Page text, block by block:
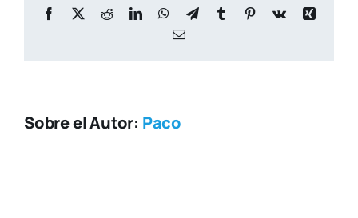
Facebook
X RedditLinkedInWhatsApp
TelegramTumblr Pinterest
Vk
Xing
Correo
Sobre el Autor: Paco